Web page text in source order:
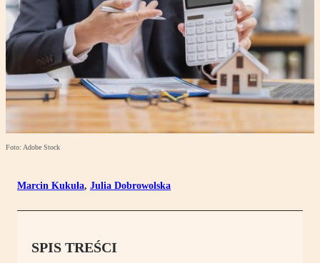
Foto: Adobe Stock
Marcin Kukuła, Julia Dobrowolska
SPIS TREŚCI